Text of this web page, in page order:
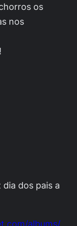
os
nos
dos pais a
albums/